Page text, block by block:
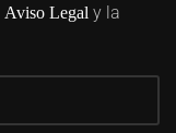
Aviso Legal y la